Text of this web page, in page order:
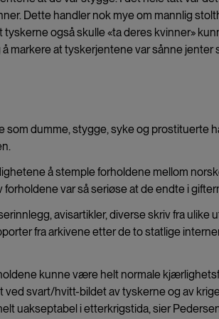
Dette handler nok mye om mannlig
tyskerne også skulle «ta deres kvinner»
markere at tyskerjentene var sånne jenter
som dumme, stygge, syke og prostituerte
å stemple forholdene mellom
var så seriøse at de endte i
avisartikler, diverse skriv fra ulike
fra arkivene etter de to statlige
kunne være helt normale
ved svart/hvitt-bildet av tyskerne og av
uakseptabel i etterkrigstida, sier